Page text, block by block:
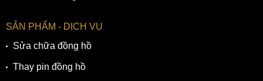
SẢN PHẨM - DỊCH VỤ
Sửa chữa đồng hồ
Thay pin đồng hồ